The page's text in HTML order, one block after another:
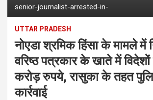
senior-journalist-arrested-in-
UTTAR PRADESH
नोएडा श्रमिक हिंसा के मामले में
वरिष्ठ पत्रकार के खाते में
करोड़ रुपये, रासुका के तहत
कार्रवाई